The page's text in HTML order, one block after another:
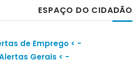
ESPAÇO DO CIDADÃO
de Emprego< -
Gerais < -